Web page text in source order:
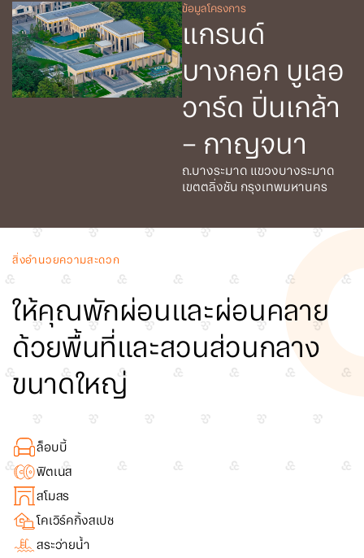
ข้อมูลโครงการ
แกรนด์
บางกอก บูเลอ
วาร์ด ปิ่นเกล้า
– กาญจนา
ถ.บางระมาด แขวงบางระมาด
เขตตลิ่งชัน กรุงเทพมหานคร
สิ่งอำนวยความสะดวก
ให้คุณพักผ่อนและผ่อนคลาย
ด้วยพื้นที่และสวนส่วนกลาง
ขนาดใหญ่
ล็อบบี้
ฟิตเนส
สโมสร
โคเวิร์คกิ้งสเปซ
สระว่ายน้ำ